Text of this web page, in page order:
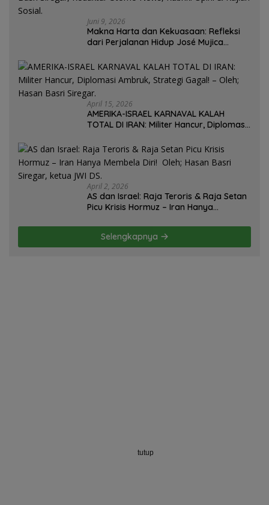
Juni 9, 2026
Makna Harta dan Kekuasaan: Refleksi
dari Perjalanan Hidup José Mujica
Basri Siregar, Redaktur Utomo News,
Rubrik: Opini & Kajian Sosial.
April 15, 2026
AMERIKA-ISRAEL KARNAVAL KALAH
TOTAL DI IRAN: Militer Hancur, Diplomasi
Basri Siregar.
April 2, 2026
AS dan Israel: Raja Teroris & Raja Setan
Picu Krisis Hormuz – Iran Hanya
ketua JWI DS.
Selengkapnya
tutup